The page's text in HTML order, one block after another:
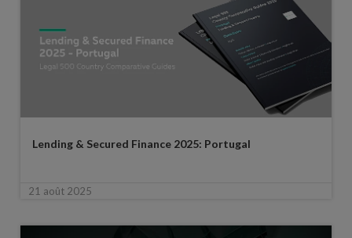
Lending & Secured Finance 2025: Portugal
21 août 2025